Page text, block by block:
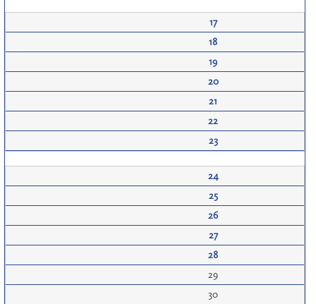
17
18
19
20
21
22
23
24
25
26
27
28
29
30